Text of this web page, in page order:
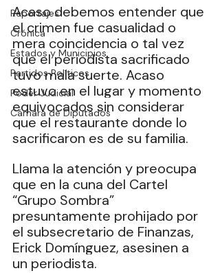
Reportajes
Crónica
Estados y Municipios
Partidos Políticos
Poder Judicial
Cámara de Diputados
Acaso debemos entender que
el crimen fue casualidad o
mera coincidencia o tal vez
que el periodista sacrificado
tuvo mala suerte. Acaso
estuvo en el lugar y momento
equivocados sin considerar
que el restaurante donde lo
sacrificaron es de su familia.
Llama la atención y preocupa
que en la cuna del Cartel
“Grupo Sombra”
presuntamente prohijado por
el subsecretario de Finanzas,
Erick Domínguez, asesinen a
un periodista.